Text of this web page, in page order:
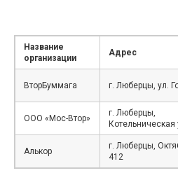
Название
организации
Адрес
ВторБуммага г. Люберцы, ул.
ООО «Мос-Втор»
г. Люберцы,
Котельническая
Алькор
г. Люберцы,
412